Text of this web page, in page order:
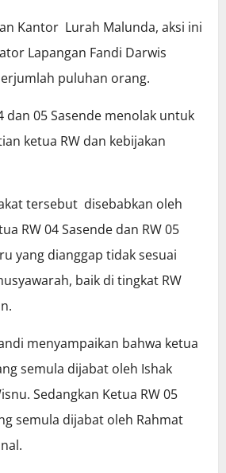
Kantor Lurah Malunda, aksi ini
Lapangan Fandi Darwis
puluhan orang.
dan 05 Sasende menolak untuk
ketua RW dan kebijakan
tersebut disebabkan oleh
RW 04 Sasende dan RW 05
yang dianggap tidak sesuai
baik di tingkat RW
menyampaikan bahwa ketua
semula dijabat oleh Ishak
Sedangkan Ketua RW 05
semula dijabat oleh Rahmat